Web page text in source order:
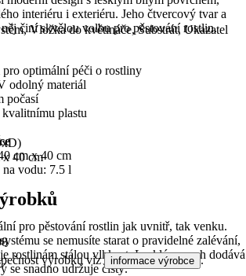
Vložka do květináče, Substrát, Ukazatel
x 40 cm
interiéru i exteriéru. Jeho čtvercový tvar a
činí skvělou volbu pro pěstování rostlin.
pro optimální péči o rostliny
odolný materiál
počasí
kvalitnímu plastu
cm x 40 cm
na vodu: 7.5 l
pro pěstování rostlin jak uvnitř, tak venku.
se nemusíte starat o pravidelné zalévání,
rostlinám stálou vlhkost. Lesklý povrch dodává
se snadno udržuje čistý.
výrobku viz informace výrobce .